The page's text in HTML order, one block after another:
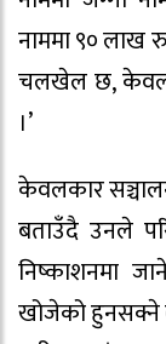
नाममा ९० लाख
चलखेल छ,
।’
केवलकार
बताउँदै उनले
निष्काशनमा
खोजेको हुनसक्ने